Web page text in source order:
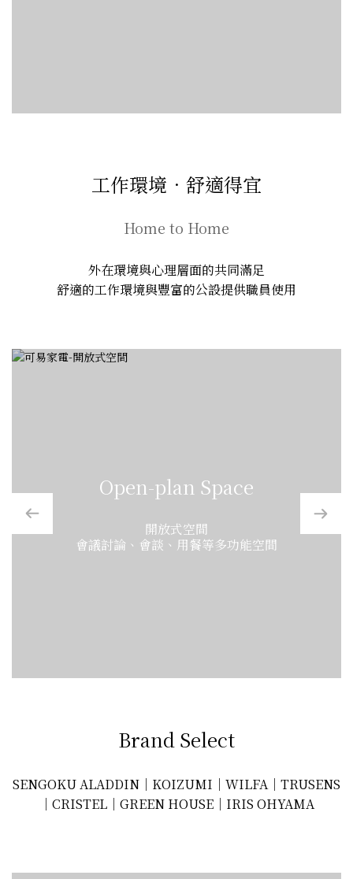
工作環境．舒適得宜
Home to Home
外在環境與心理層面的共同滿足
舒適的工作環境與豐富的公設提供職員使用
Open-plan Space
開放式空間
會議討論、會談、用餐等多功能空間
Brand Select
SENGOKU ALADDIN｜KOIZUMI｜WILFA｜TRUSENS
｜CRISTEL｜GREEN HOUSE｜IRIS OHYAMA